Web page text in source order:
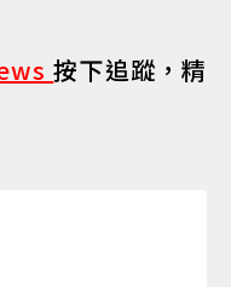
按下追蹤，精